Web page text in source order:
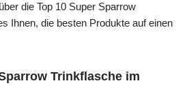
die Top 10 Super Sparrow
Ihnen, die besten Produkte auf einen
Trinkflasche im